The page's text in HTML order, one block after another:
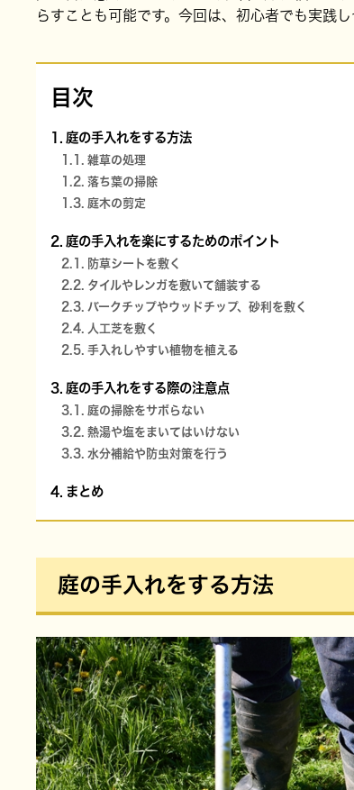
らすことも可能です。今回は、初心者でも実践
目次
庭の手入れをする方法
雑草の処理
落ち葉の掃除
庭木の剪定
庭の手入れを楽にするためのポイント
防草シートを敷く
タイルやレンガを敷いて舗装する
バークチップやウッドチップ、砂利を敷く
人工芝を敷く
手入れしやすい植物を植える
庭の手入れをする際の注意点
庭の掃除をサボらない
熱湯や塩をまいてはいけない
水分補給や防虫対策を行う
まとめ
庭の手入れをする方法